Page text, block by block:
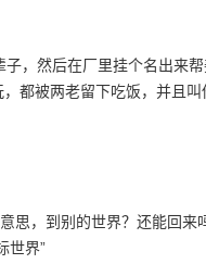
，然后在厂里挂个名出来
都被两老留下吃饭，并且
思，到别的世界？还能回来
世界”